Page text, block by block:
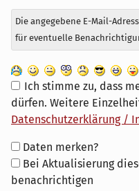
Die angegebene E-Mail-
für eventuelle
Ich stimme zu, dass
dürfen. Weitere
Datenschutzerklärung /
Formular-
Optionen
Daten merken?
Bei Aktualisierung
benachrichtigen